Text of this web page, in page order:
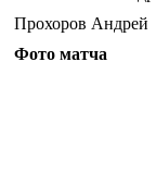
Прохоров Андрей
Фото матча